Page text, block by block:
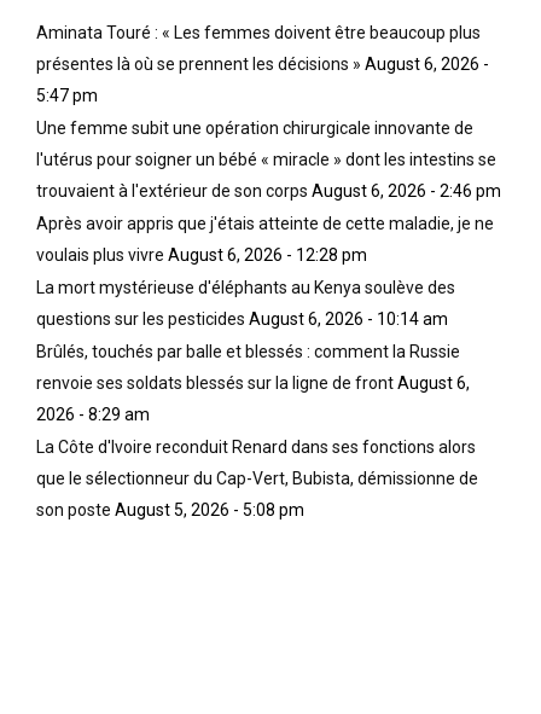
Aminata Touré : « Les femmes doivent être beaucoup plus
présentes là où se prennent les décisions » August 6, 2026 -
5:47 pm
Une femme subit une opération chirurgicale innovante de
l'utérus pour soigner un bébé « miracle » dont les intestins se
trouvaient à l'extérieur de son corps August 6, 2026 - 2:46 pm
Après avoir appris que j'étais atteinte de cette maladie, je ne
voulais plus vivre August 6, 2026 - 12:28 pm
La mort mystérieuse d'éléphants au Kenya soulève des
questions sur les pesticides August 6, 2026 - 10:14 am
Brûlés, touchés par balle et blessés : comment la Russie
renvoie ses soldats blessés sur la ligne de frontAugust 6,
2026 - 8:29 am
La Côte d'Ivoire reconduit Renard dans ses fonctions alors
que le sélectionneur du Cap-Vert, Bubista, démissionne de
son poste August 5, 2026 - 5:08 pm